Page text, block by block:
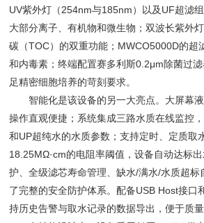
UV紫外灯（254nm与185nm）以及UF超滤
大部分离子、有机物和微生物；双波长紫外
碳（TOC）的双重功能；MWCO5000D的超
和内毒素；终端配置赛多利斯0.2μm除菌过
足精密细胞培养的苛刻要求。
智能化是该设备的另一大亮点。大屏幕液
操作直观便捷；系统集成三路水质在线监控
和UP超纯水的水质参数；支持定时、定质取
18.25MΩ·cm的电阻率阈值，设备自动达标
护、全级滤芯寿命管理、缺水/满水/水质超标
了完整的安全防护体系。配备USB Host接口
持历史告警与取水记录的数据导出，便于质量